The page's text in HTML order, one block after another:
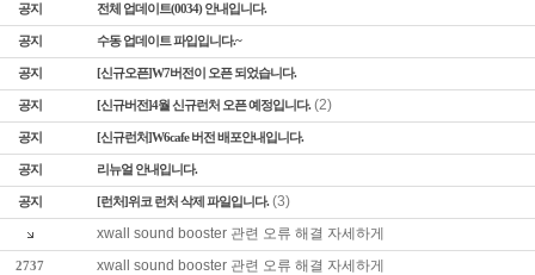
공지 전체 업데이트(0034) 안내입니다.
공지 수동 업데이트 파입입니다.~
공지 [신규오픈]W7버전이 오픈 되었습니다.
공지 [신규버전]4월 신규런처 오픈 예정입니다. (2)
공지 [신규런처]W6cafe 버전 배포안내입니다.
공지 리뉴얼 안내입니다.
공지 [런처]위코 런처 삭제 파일입니다. (3)
xwall sound booster 관련 오류 해결 자세하게
2737 xwall sound booster 관련 오류 해결 자세하게